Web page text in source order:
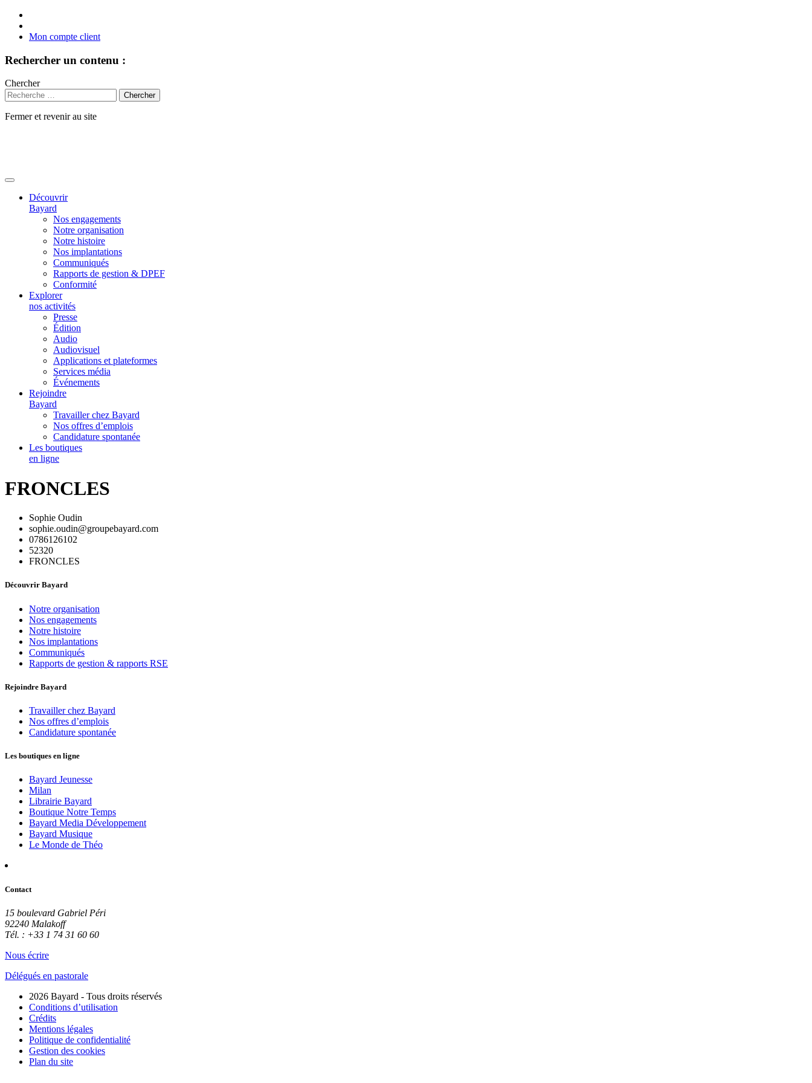
Mon compte client
Rechercher un contenu :
Chercher
Fermer et revenir au site
Découvrir
Bayard
Nos engagements
Notre organisation
Notre histoire
Nos implantations
Communiqués
Rapports de gestion & DPEF
Conformité
Explorer
nos activités
Presse
Édition
Audio
Audiovisuel
Applications et plateformes
Services média
Événements
Rejoindre
Bayard
Travailler chez Bayard
Nos offres d’emplois
Candidature spontanée
Les boutiques
en ligne
FRONCLES
Sophie Oudin
sophie.oudin@groupebayard.com
0786126102
52320
FRONCLES
Découvrir Bayard
Notre organisation
Nos engagements
Notre histoire
Nos implantations
Communiqués
Rapports de gestion & rapports RSE
Rejoindre Bayard
Travailler chez Bayard
Nos offres d’emplois
Candidature spontanée
Les boutiques en ligne
Bayard Jeunesse
Milan
Librairie Bayard
Boutique Notre Temps
Bayard Media Développement
Bayard Musique
Le Monde de Théo
Contact
15 boulevard Gabriel Péri
92240 Malakoff
Tél. : +33 1 74 31 60 60
Nous écrire
Délégués en pastorale
2026 Bayard - Tous droits réservés
Conditions d’utilisation
Crédits
Mentions légales
Politique de confidentialité
Gestion des cookies
Plan du site